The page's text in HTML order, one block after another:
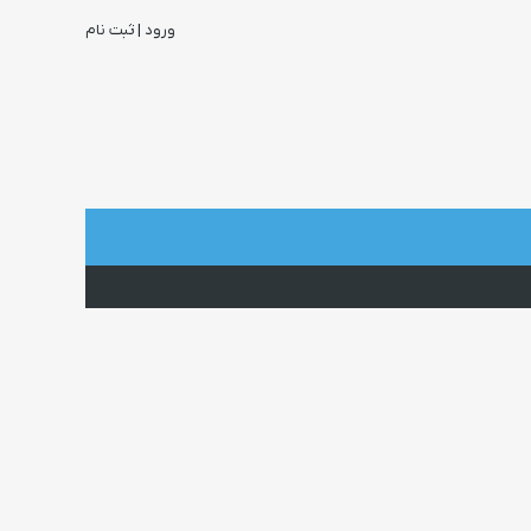
ورود | ثبت نام